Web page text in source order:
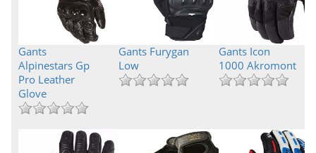
Gants
Alpinestars Gp
Pro Leather
Glove
Gants Furygan
Low
Gants Icon
1000 Akromont